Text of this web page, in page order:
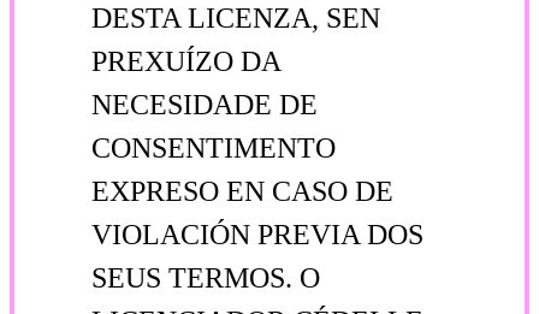
DESTA LICENZA, SEN
PREXUÍZO DA
NECESIDADE DE
CONSENTIMENTO
EXPRESO EN CASO DE
VIOLACIÓN PREVIA DOS
SEUS TERMOS. O